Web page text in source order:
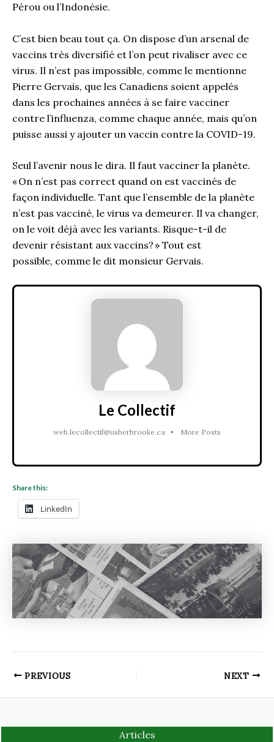
Pérou ou l’Indonésie.
C’est bien beau tout ça. On dispose d’un arsenal de
vaccins très diversifié et l’on peut rivaliser avec ce
virus. Il n’est pas impossible, comme le mentionne
Pierre Gervais, que les Canadiens soient appelés
dans les prochaines années à se faire vacciner
contre l’influenza, comme chaque année, mais qu’on
puisse aussi y ajouter un vaccin contre la COVID-19.
Seul l’avenir nous le dira. Il faut vacciner la planète.
« On n’est pas correct quand on est vaccinés de
façon individuelle. Tant que l’ensemble de la planète
n’est pas vacciné, le virus va demeurer. Il va changer,
on le voit déjà avec les variants. Risque-t-il de
devenir résistant aux vaccins? » Tout est
possible, comme le dit monsieur Gervais.
Le Collectif
web.lecollectif@usherbrooke.ca • More Posts
Share this:
LinkedIn
PREVIOUS NEXT
Articles